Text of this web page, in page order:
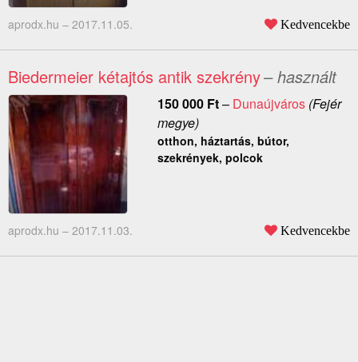
aprodx.hu – 2017.11.05. Kedvencekbe
Biedermeier kétajtós antik szekrény– használt
150 000 Ft– Dunaújváros(Fejér
megye)
otthon, háztartás, bútor,
szekrények, polcok
aprodx.hu – 2017.11.03. Kedvencekbe